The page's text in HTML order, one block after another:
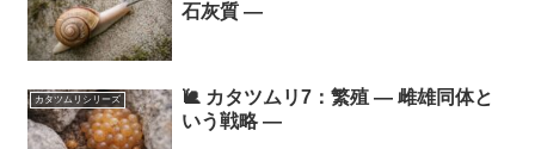
石灰質 ―
カタツムリシリーズ
🐌 カタツムリ7：繁殖 ― 雌雄同体と
いう戦略 ―